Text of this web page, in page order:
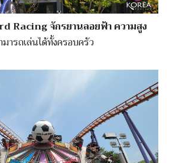
Racing จักรยานลอยฟ้า ความสูง
มารถเล่นได้ทั้งครอบครัว